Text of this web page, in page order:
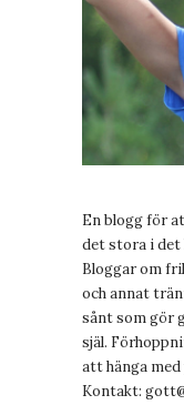
En blogg för
det stora i det
Bloggar om
och annat
sånt som gör
själ.
att hänga med
Kontakt: